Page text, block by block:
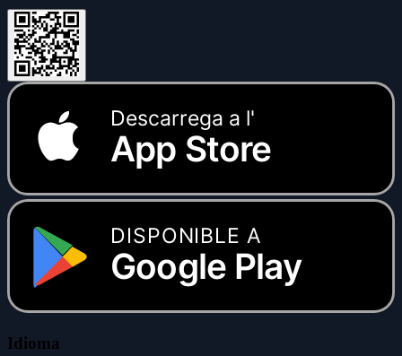
Descarrega a l'
App Store
DISPONIBLE A
Google Play
Idioma